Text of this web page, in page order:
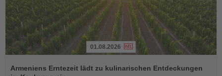
Sie
01.08.2026
Armeniens Erntezeit lädt zu kulinarischen Entdeckungen